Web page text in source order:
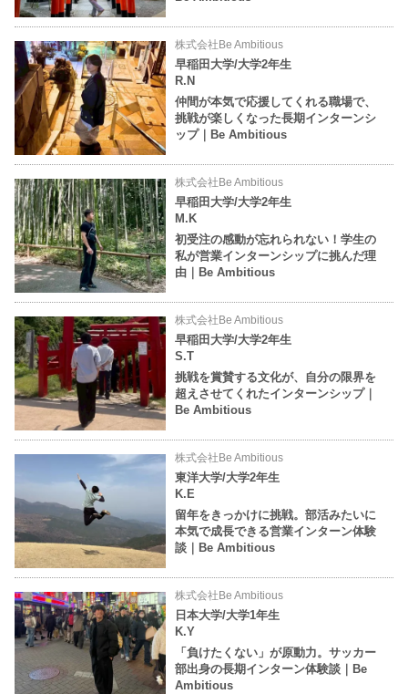
株式会社Be Ambitious
早稲田大学/大学2年生
R.N
仲間が本気で応援してくれる職場で、
挑戦が楽しくなった長期インターンシ
ップ｜Be Ambitious
株式会社Be Ambitious
早稲田大学/大学2年生
M.K
初受注の感動が忘れられない！学生の
私が営業インターンシップに挑んだ理
由｜Be Ambitious
株式会社Be Ambitious
早稲田大学/大学2年生
S.T
挑戦を賞賛する文化が、自分の限界を
超えさせてくれたインターンシップ｜
Be Ambitious
株式会社Be Ambitious
東洋大学/大学2年生
K.E
留年をきっかけに挑戦。部活みたいに
本気で成長できる営業インターン体験
談｜Be Ambitious
株式会社Be Ambitious
日本大学/大学1年生
K.Y
「負けたくない」が原動力。サッカー
部出身の長期インターン体験談｜Be
Ambitious